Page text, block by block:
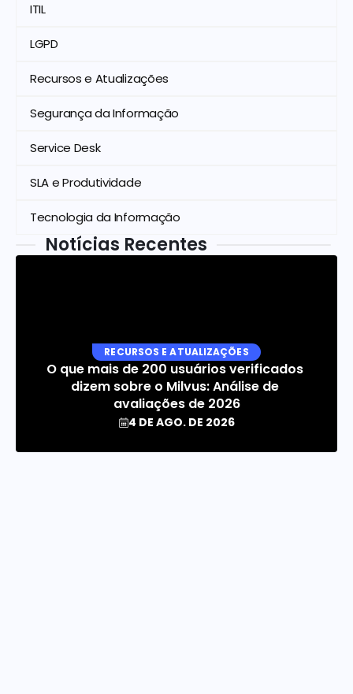
ITIL
LGPD
Recursos e Atualizações
Segurança da Informação
Service Desk
SLA e Produtividade
Tecnologia da Informação
Notícias Recentes
RECURSOS E ATUALIZAÇÕES
O que mais de 200 usuários verificados
dizem sobre o Milvus: Análise de
avaliações de 2026
4 DE AGO. DE 2026